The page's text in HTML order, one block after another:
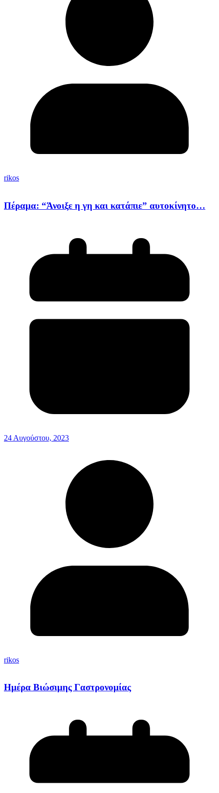
rikos
Πέραμα: “Άνοιξε η γη και κατάπιε” αυτοκίνητο…
24 Αυγούστου, 2023
rikos
Ημέρα Βιώσιμης Γαστρονομίας